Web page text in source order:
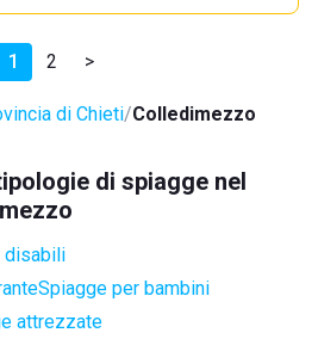
1 2 >
di Chieti Colledimezzo
di spiagge nel
disabili
Spiagge per bambini
attrezzate